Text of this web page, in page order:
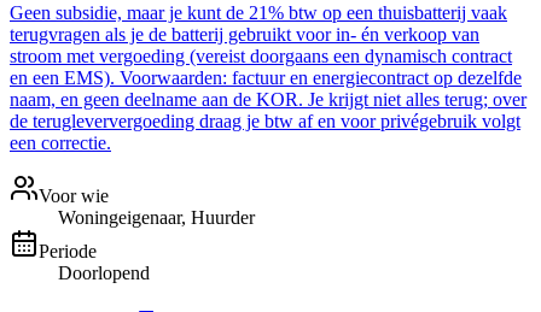
Geen subsidie, maar je kunt de 21% btw op een thuisbatterij vaak
terugvragen als je de batterij gebruikt voor in- én verkoop van
stroom met vergoeding (vereist doorgaans een dynamisch contract
en een EMS). Voorwaarden: factuur en energiecontract op dezelfde
naam, en geen deelname aan de KOR. Je krijgt niet alles terug; over
de terugleververgoeding draag je btw af en voor privégebruik volgt
een correctie.
Voor wie
Woningeigenaar, Huurder
Periode
Doorlopend